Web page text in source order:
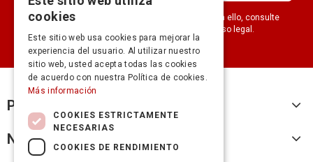
Puede darse de baja en cualquier momento. Para ello, consulte
nuestra información de contacto en el aviso legal.
Productos
Nuestra empresa
cookies
Este sitio web usa cookies para mejorar la
experiencia del usuario. Al utilizar nuestro
sitio web, usted acepta todas las cookies
de acuerdo con nuestra Política de cookies.
Más información
COOKIES ESTRICTAMENTE
NECESARIAS
COOKIES DE RENDIMIENTO